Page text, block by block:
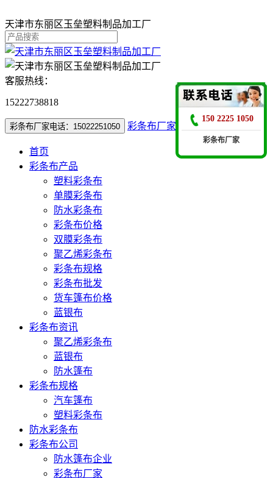
天津市东丽区玉垒塑料制品加工厂
客服热线：
15222738818
彩条布厂家电话：15022251050 彩条布厂家电话：15022251050
首页
彩条布产品
塑料彩条布
单膜彩条布
防水彩条布
彩条布价格
双膜彩条布
聚乙烯彩条布
彩条布规格
彩条布批发
货车篷布价格
蓝银布
彩条布资讯
聚乙烯彩条布
蓝银布
防水篷布
彩条布规格
汽车篷布
塑料彩条布
防水彩条布
彩条布公司
防水篷布企业
彩条布厂家
150 2225 1050
彩条布厂家